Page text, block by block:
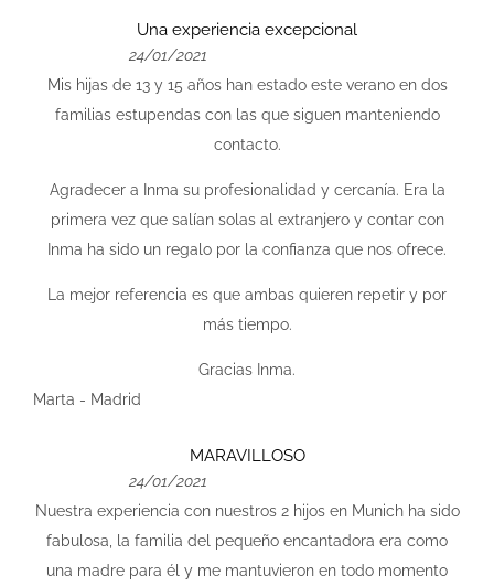
Una experiencia excepcional
24/01/2021
Mis hijas de 13 y 15 años han estado este verano en dos
familias estupendas con las que siguen manteniendo
contacto.
Agradecer a Inma su profesionalidad y cercanía. Era la
primera vez que salían solas al extranjero y contar con
Inma ha sido un regalo por la confianza que nos ofrece.
La mejor referencia es que ambas quieren repetir y por
más tiempo.
Gracias Inma.
Marta - Madrid
MARAVILLOSO
24/01/2021
Nuestra experiencia con nuestros 2 hijos en Munich ha sido
fabulosa, la familia del pequeño encantadora era como
una madre para él y me mantuvieron en todo momento